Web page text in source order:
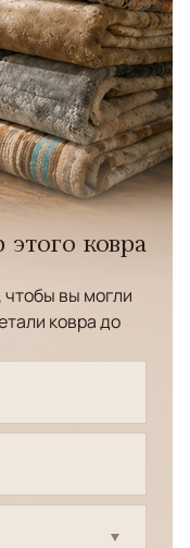
ковра
вы могли
ковра до